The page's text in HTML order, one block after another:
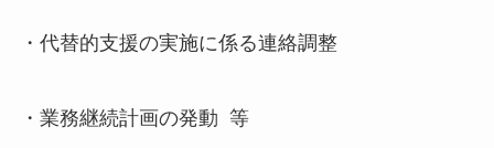
・代替的支援の実施に係る連絡調整
・業務継続計画の発動 等